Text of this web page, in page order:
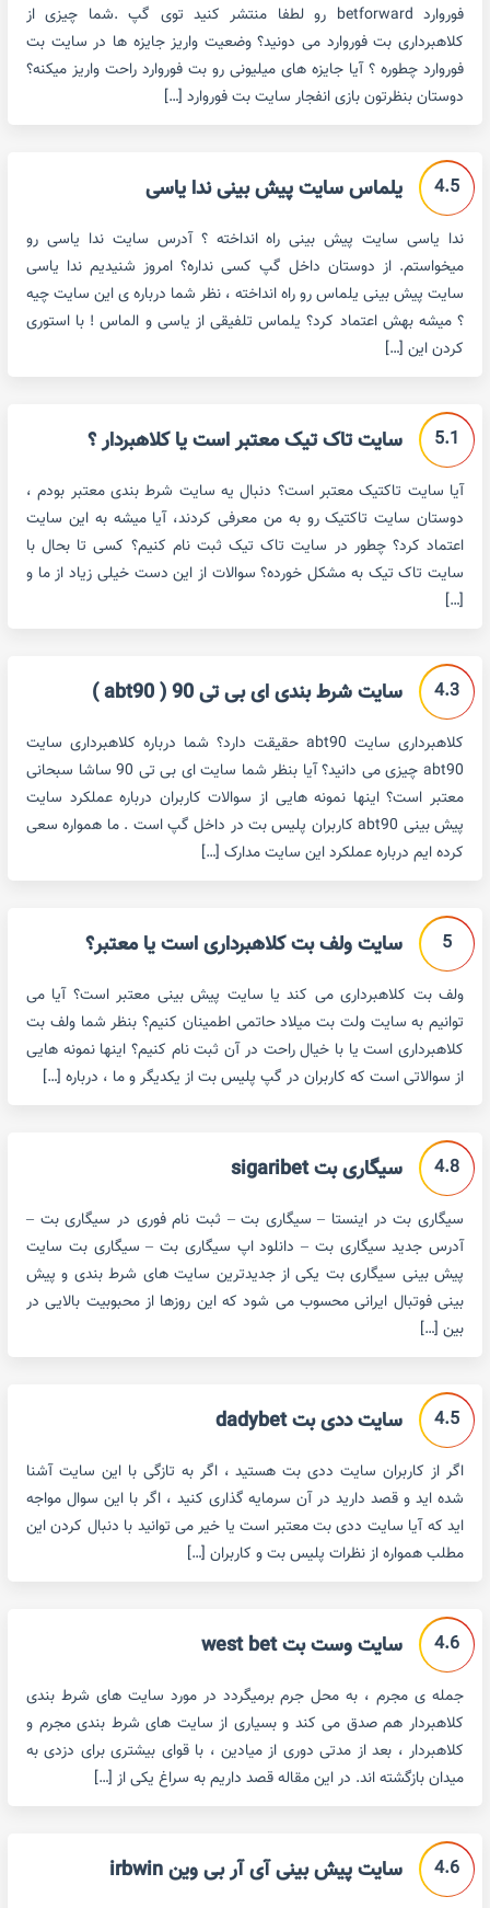
فوروارد betforward رو لطفا منتشر کنید توی گپ .شما چیزی از
کلاهبرداری بت فوروارد می دونید؟ وضعیت واریز جایزه ها در سایت بت
فوروارد چطوره ؟ آیا جایزه های میلیونی رو بت فوروارد راحت واریز میکنه؟
دوستان بنظرتون بازی انفجار سایت بت فوروارد […]
4.5 یلماس سایت پیش بینی ندا یاسی
ندا یاسی سایت پیش بینی راه انداخته ؟ آدرس سایت ندا یاسی رو
میخواستم. از دوستان داخل گپ کسی نداره؟ امروز شنیدیم ندا یاسی
سایت پیش بینی یلماس رو راه انداخته ، نظر شما درباره ی این سایت چیه
؟ میشه بهش اعتماد کرد؟ یلماس تلفیقی از یاسی و الماس ! با استوری
کردن این […]
5.1 سایت تاک تیک معتبر است یا کلاهبردار ؟
آیا سایت تاکتیک معتبر است؟ دنبال یه سایت شرط بندی معتبر بودم ،
دوستان سایت تاکتیک رو به من معرفی کردند، آیا میشه به این سایت
اعتماد کرد؟ چطور در سایت تاک تیک ثبت نام کنیم؟ کسی تا بحال با
سایت تاک تیک به مشکل خورده؟ سوالات از این دست خیلی زیاد از ما و
[…]
4.3 سایت شرط بندی ای بی تی 90 ( abt90 )
کلاهبرداری سایت abt90 حقیقت دارد؟ شما درباره کلاهبرداری سایت
abt90 چیزی می دانید؟ آیا بنظر شما سایت ای بی تی 90 ساشا سبحانی
معتبر است؟ اینها نمونه هایی از سوالات کاربران درباره عملکرد سایت
پیش بینی abt90 کاربران پلیس بت در داخل گپ است . ما همواره سعی
کرده ایم درباره عملکرد این سایت مدارک […]
5 سایت ولف بت کلاهبرداری است یا معتبر؟
ولف بت کلاهبرداری می کند یا سایت پیش بینی معتبر است؟ آیا می
توانیم به سایت ولت بت میلاد حاتمی اطمینان کنیم؟ بنظر شما ولف بت
کلاهبرداری است یا با خیال راحت در آن ثبت نام کنیم؟ اینها نمونه هایی
از سوالاتی است که کاربران در گپ پلیس بت از یکدیگر و ما ، درباره […]
4.8 سیگاری بت sigaribet
سیگاری بت در اینستا – سیگاری بت – ثبت نام فوری در سیگاری بت –
آدرس جدید سیگاری بت – دانلود اپ سیگاری بت – سیگاری بت سایت
پیش بینی سیگاری بت یکی از جدیدترین سایت های شرط بندی و پیش
بینی فوتبال ایرانی محسوب می شود که این روزها از محبوبیت بالایی در
بین […]
4.5 سایت ددی بت dadybet
اگر از کاربران سایت ددی بت هستید ، اگر به تازگی با این سایت آشنا
شده اید و قصد دارید در آن سرمایه گذاری کنید ، اگر با این سوال مواجه
اید که آیا سایت ددی بت معتبر است یا خیر می توانید با دنبال کردن این
مطلب همواره از نظرات پلیس بت و کاربران […]
4.6 سایت وست بت west bet
جمله ی مجرم ، به محل جرم برمیگردد در مورد سایت های شرط بندی
کلاهبردار هم صدق می کند و بسیاری از سایت های شرط بندی مجرم و
کلاهبردار ، بعد از مدتی دوری از میادین ، با قوای بیشتری برای دزدی به
میدان بازگشته اند. در این مقاله قصد داریم به سراغ یکی از […]
4.6 سایت پیش بینی آی آر بی وین irbwin